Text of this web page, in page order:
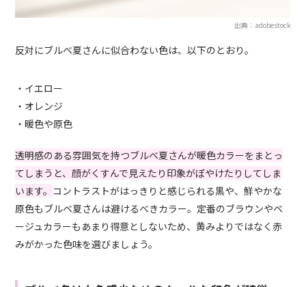
出典：adobestock
反対にブルベ夏さんに似合わない色は、以下のとおり。
・イエロー
・オレンジ
・暖色や原色
透明感のある雰囲気を持つブルベ夏さんが暖色カラーをまとっ
てしまうと、顔がくすんで見えたり印象がぼやけたりしてしま
います。 コントラストがはっきりと感じられる黒や、鮮やかな
原色もブルベ夏さんは避けるべきカラー。定番のブラウンやベ
ージュカラーもあまり得意としないため、黄みよりではなく赤
みがかった色味を選びましょう。